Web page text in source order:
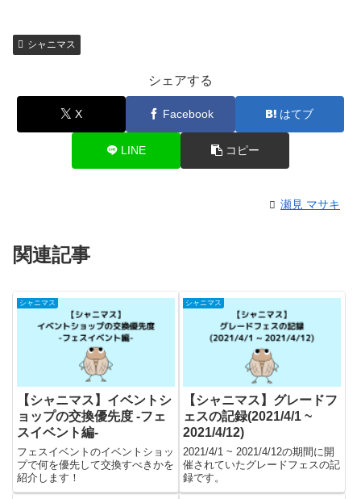
シャニマス
シェアする
X Facebook はてブ
LINE コピー
瀬見 マサキ
関連記事
シャニマス
【シャニマス】イベントシ
ョップの交換優先度 -フェ
スイベント編-
フェスイベントのイベントショッ
プで何を優先して交換すべきかを
紹介します！
シャニマス
【シャニマス】グレードフ
ェスの記録(2021/4/1 ~
2021/4/12)
2021/4/1 ~ 2021/4/12の期間に開
催されていたグレードフェスの記
録です。